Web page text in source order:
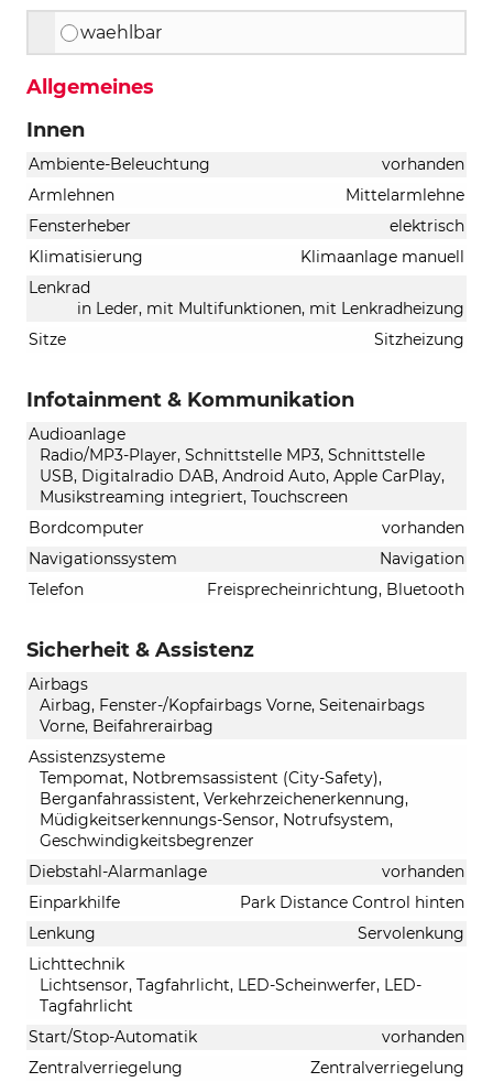
waehlbar
Allgemeines
Innen
Ambiente-Beleuchtung
vorhanden
Armlehnen
Mittelarmlehne
Fensterheber
elektrisch
Klimatisierung
Klimaanlage manuell
Lenkrad
in Leder, mit Multifunktionen, mit Lenkradheizung
Sitze
Sitzheizung
Infotainment & Kommunikation
Audioanlage
Radio/MP3-Player, Schnittstelle MP3, Schnittstelle
USB, Digitalradio DAB, Android Auto, Apple CarPlay,
Musikstreaming integriert, Touchscreen
Bordcomputer
vorhanden
Navigationssystem
Navigation
Telefon
Freisprecheinrichtung, Bluetooth
Sicherheit & Assistenz
Airbags
Airbag, Fenster-/Kopfairbags Vorne, Seitenairbags
Vorne, Beifahrerairbag
Assistenzsysteme
Tempomat, Notbremsassistent (City-Safety),
Berganfahrassistent, Verkehrzeichenerkennung,
Müdigkeitserkennungs-Sensor, Notrufsystem,
Geschwindigkeitsbegrenzer
Diebstahl-Alarmanlage
vorhanden
Einparkhilfe
Park Distance Control hinten
Lenkung
Servolenkung
Lichttechnik
Lichtsensor, Tagfahrlicht, LED-Scheinwerfer, LED-
Tagfahrlicht
Start/Stop-Automatik
vorhanden
Zentralverriegelung
Zentralverriegelung